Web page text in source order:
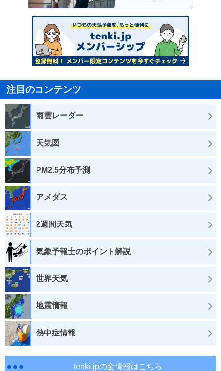
注目のコンテンツ
雨雲レーダー
天気図
PM2.5分布予測
アメダス
2週間天気
気象予報士のポイント解説
世界天気
地震情報
熱中症情報
tenki.jpの全情報はこちら